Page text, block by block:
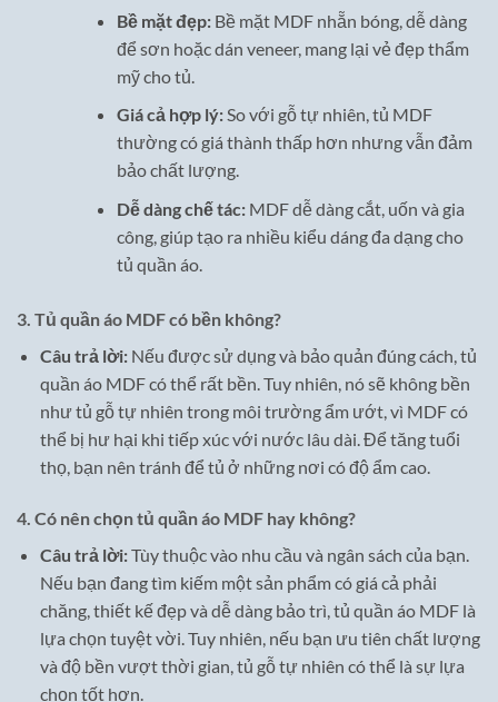
Bề mặt đẹp:Bề mặt MDF nhẵn bóng, dễ dàng
để sơn hoặc dán veneer, mang lại vẻ đẹp thẩm
mỹ cho tủ.
Giá cả hợp lý:So với gỗ tự nhiên, tủ MDF
thường có giá thành thấp hơn nhưng vẫn đảm
bảo chất lượng.
Dễ dàng chế tác:MDF dễ dàng cắt, uốn và gia
công, giúp tạo ra nhiều kiểu dáng đa dạng cho
tủ quần áo.
3. Tủ quần áo MDF có bền không?
Câu trả lời:Nếu được sử dụng và bảo quản đúng cách, tủ
quần áo MDF có thể rất bền. Tuy nhiên, nó sẽ không bền
như tủ gỗ tự nhiên trong môi trường ẩm ướt, vì MDF có
thể bị hư hại khi tiếp xúc với nước lâu dài. Để tăng tuổi
thọ, bạn nên tránh để tủ ở những nơi có độ ẩm cao.
4. Có nên chọn tủ quần áo MDF hay không?
Câu trả lời:Tùy thuộc vào nhu cầu và ngân sách của bạn.
Nếu bạn đang tìm kiếm một sản phẩm có giá cả phải
chăng, thiết kế đẹp và dễ dàng bảo trì, tủ quần áo MDF là
lựa chọn tuyệt vời. Tuy nhiên, nếu bạn ưu tiên chất lượng
và độ bền vượt thời gian, tủ gỗ tự nhiên có thể là sự lựa
chọn tốt hơn.